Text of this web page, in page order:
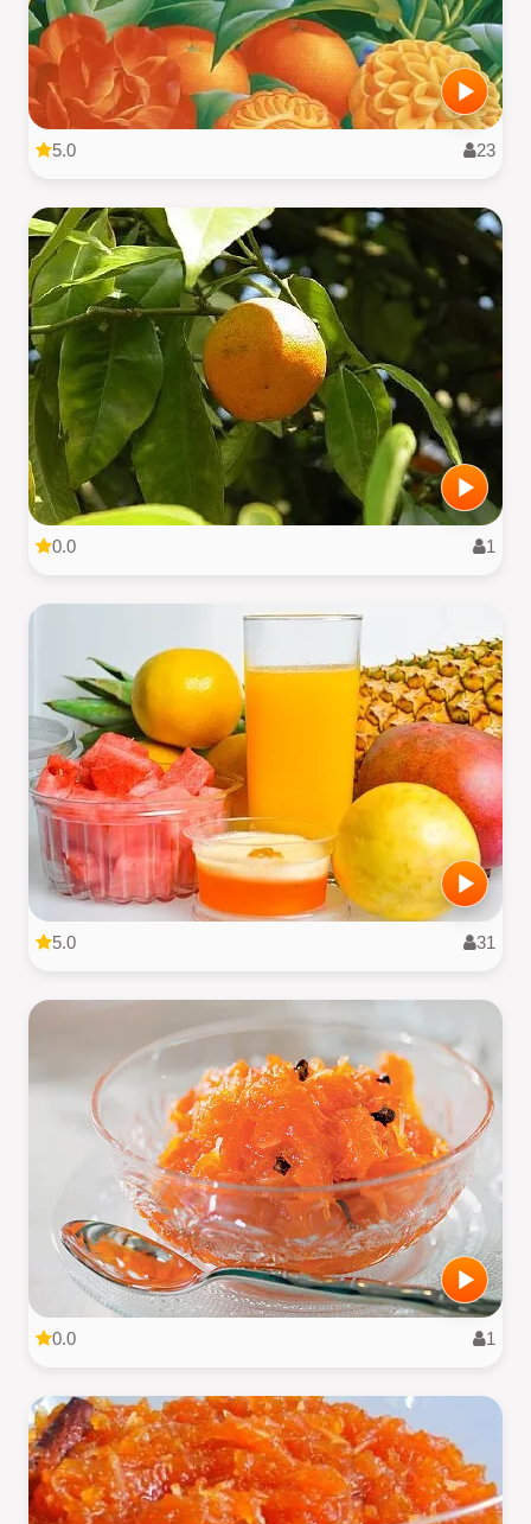
5.0 23
0.0 1
5.0 31
0.0 1